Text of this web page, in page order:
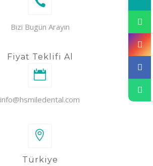
Bizi Bugün Arayın
Fiyat Teklifi Al
info@hsmiledental.com
Türkiye